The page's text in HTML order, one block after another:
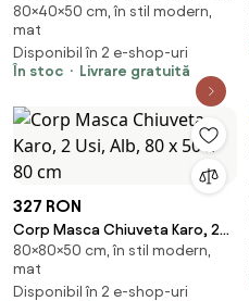
Stejar Sonoma Inchis/Alb, 40 x
50 x 80 cm
80×40×50 cm, în stil modern,
mat
Disponibil în 2 e-shop-uri
În stoc
Livrare gratuită
327 RON
Corp Masca Chiuveta Karo, 2
Usi, Alb, 80 x 50 x 80 cm
80×80×50 cm, în stil modern,
mat
Disponibil în 2 e-shop-uri